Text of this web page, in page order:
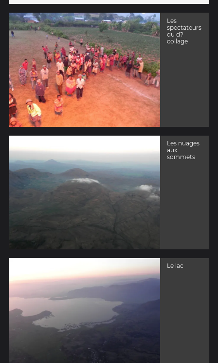
Les
spectateurs
du d?
collage
Les nuages
aux
sommets
Le lac